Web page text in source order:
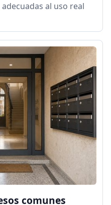
al uso real
comunes